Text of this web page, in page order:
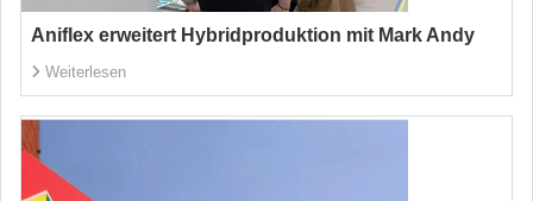
Aniflex erweitert Hybridproduktion mit Mark Andy
Weiterlesen